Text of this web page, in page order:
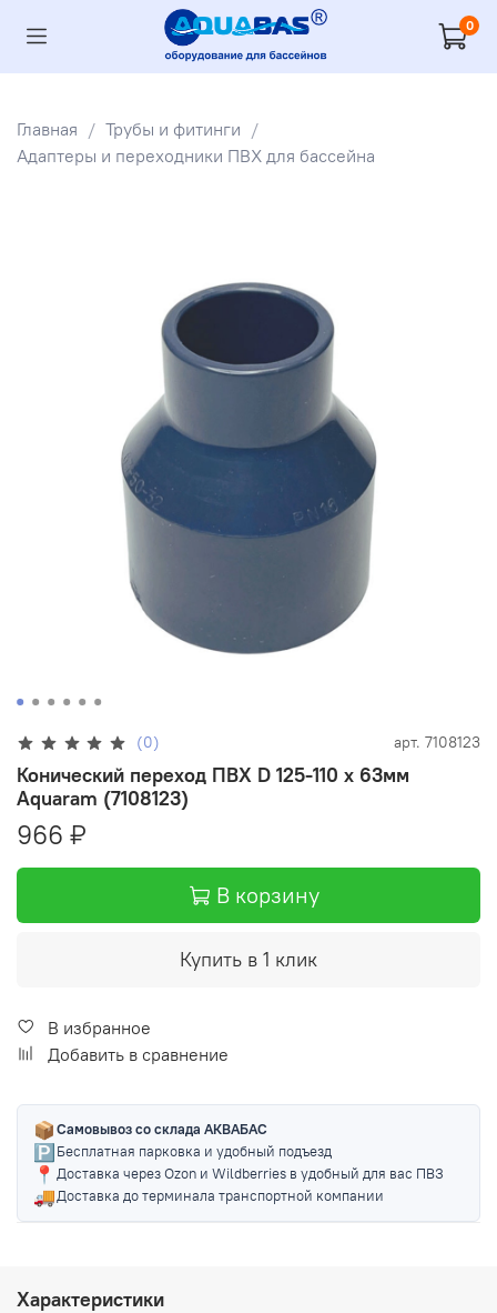
0
Главная
Трубы и фитинги
Адаптеры и переходники ПВХ для бассейна
(0) арт. 7108123
Конический переход ПВХ D 125-110 х 63мм
Aquaram (7108123)
966 ₽
В корзину
Купить в 1 клик
В избранное
Добавить в сравнение
📦Самовывоз со склада АКВАБАС
🅿️ Бесплатная парковка и удобный подъезд
📍 Доставка через Ozon и Wildberries в удобный для вас ПВЗ
🚚Доставка до терминала транспортной компании
Характеристики